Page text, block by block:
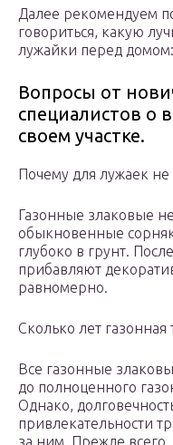
Далее рекомендуем
говориться, какую
лужайки перед домом:
Вопросы от
специалистов о
своем участке.
Почему для лужаек не
Газонные злаковые
обыкновенные
глубоко в грунт.
прибавляют
равномерно.
Сколько лет газонная
Все газонные
до полноценного
Однако,
привлекательности
за ним. Прежде всего,